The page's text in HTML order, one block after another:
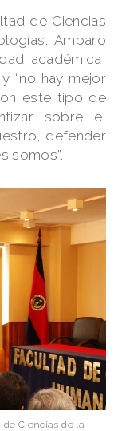
de Ciencias
Amparo
académica,
“no hay mejor
este tipo de
sobre el
defender
somos”.
de Ciencias de la